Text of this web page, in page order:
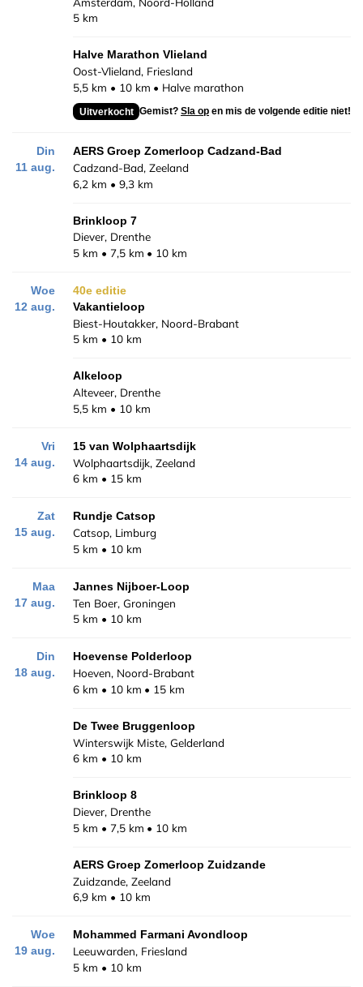
5 km
Halve Marathon Vlieland
Oost-Vlieland, Friesland
5,5 km
10 km Halve marathon
Uitverkocht Gemist? Sla op en mis de volgende editie niet!
Din
11 aug.
AERS Groep Zomerloop Cadzand-Bad
Cadzand-Bad, Zeeland
6,2 km
9,3 km
Brinkloop 7
Diever, Drenthe
5 km
7,5 km 10 km
Woe
12 aug.
40e editie
Vakantieloop
Biest-Houtakker, Noord-Brabant
5 km
10 km
Alkeloop
Alteveer, Drenthe
5,5 km
10 km
Vri
14 aug.
15 van Wolphaartsdijk
Wolphaartsdijk, Zeeland
6 km
15 km
Zat
15 aug.
Rundje Catsop
Catsop, Limburg
5 km
10 km
Maa
17 aug.
Jannes Nijboer-Loop
Ten Boer, Groningen
5 km
10 km
Din
18 aug.
Hoevense Polderloop
Hoeven, Noord-Brabant
6 km
10 km 15 km
De Twee Bruggenloop
Winterswijk Miste, Gelderland
6 km
10 km
Brinkloop 8
Diever, Drenthe
5 km
7,5 km 10 km
AERS Groep Zomerloop Zuidzande
Zuidzande, Zeeland
6,9 km
10 km
Woe
19 aug.
Mohammed Farmani Avondloop
Leeuwarden, Friesland
5 km
10 km